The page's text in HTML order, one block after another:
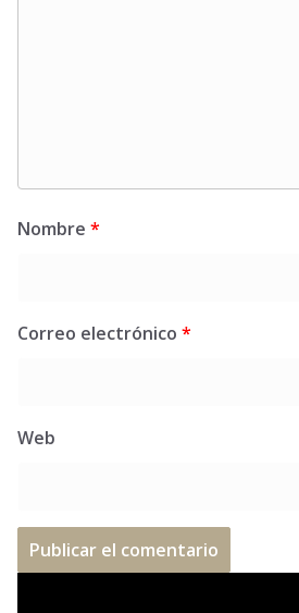
Nombre *
Correo electrónico *
Web